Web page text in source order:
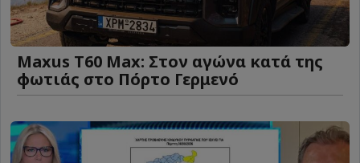
Maxus T60 Max: Στον αγώνα κατά της
φωτιάς στο Πόρτο Γερμενό